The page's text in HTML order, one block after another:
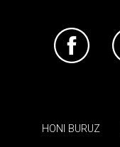
HONI BURUZ